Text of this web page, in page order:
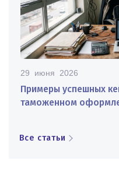
29 июня 2026
Примеры успешных
таможенном
Все статьи